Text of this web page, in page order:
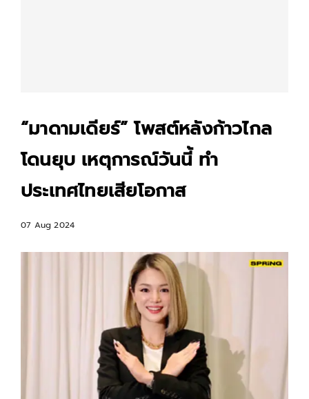
“มาดามเดียร์” โพสต์หลังก้าวไกล
โดนยุบ เหตุการณ์วันนี้ ทำ
ประเทศไทยเสียโอกาส
07 Aug 2024